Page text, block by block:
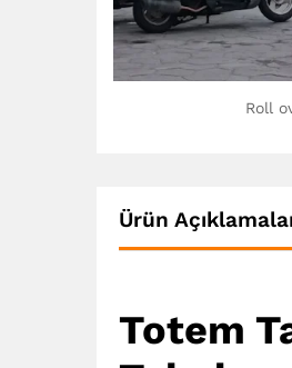
Roll
Ürün
Totem